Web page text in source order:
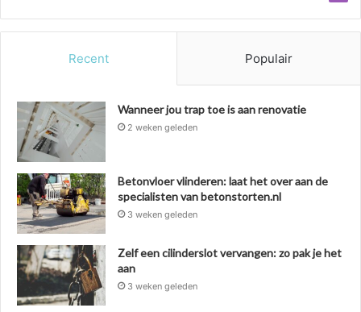
Recent Populair
Wanneer jou trap toe is aan renovatie
2 weken geleden
Betonvloer vlinderen: laat het over aan de
specialisten van betonstorten.nl
3 weken geleden
Zelf een cilinderslot vervangen: zo pak je het
aan
3 weken geleden